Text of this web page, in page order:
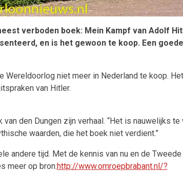
verboden boek: Mein Kampf van Adolf
en is het gewoon te koop. Een
niet meer in Nederland te koop.
van Hitler.
van den Dungen zijn verhaal. “Het is
waarden, die het boek niet verdient.”
andere tijd. Met de kennis van nu en de
meer op bron:http://www.omroepbrabant.nl/?